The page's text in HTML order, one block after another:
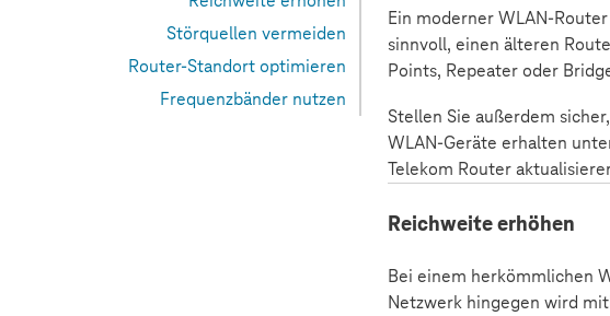
Störquellen vermeiden
Router-Standort optimieren
Frequenzbänder nutzen
Ein moderner WLAN-
sinnvoll, einen älteren
Points, Repeater oder
Stellen Sie außerdem
WLAN-Geräte erhalten
Telekom Router
Reichweite erhöhen
Bei einem herkömmlichen
Netzwerk hingegen wird